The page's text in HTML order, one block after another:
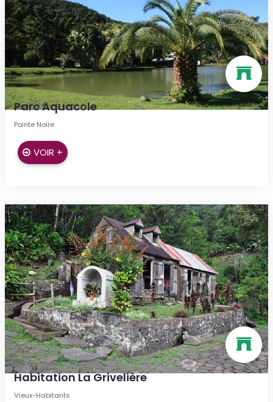
Parc Aquacole
Pointe Noire
VOIR +
Habitation La Grivelière
Vieux-Habitants